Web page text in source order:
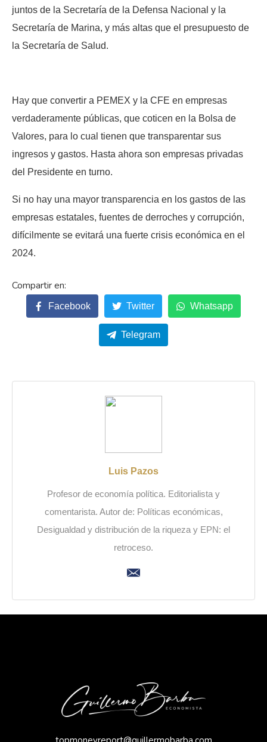
juntos de la Secretaría de la Defensa Nacional y la
Secretaría de Marina, y más altas que el presupuesto de
la Secretaría de Salud.
Hay que convertir a PEMEX y la CFE en empresas
verdaderamente públicas, que coticen en la Bolsa de
Valores, para lo cual tienen que transparentar sus
ingresos y gastos. Hasta ahora son empresas privadas
del Presidente en turno.
Si no hay una mayor transparencia en los gastos de las
empresas estatales, fuentes de derroches y corrupción,
difícilmente se evitará una fuerte crisis económica en el
2024.
Facebook Twitter Whatsapp
Telegram
Luis Pazos
Profesor de economía política. Editorialista y
comentarista. Autor de: Políticas económicas,
Desigualdad y distribución de la riqueza y EPN: el
retroceso.